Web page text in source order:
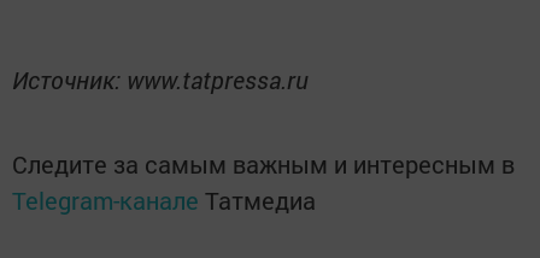
Источник: www.tatpressa.ru
Следите за самым важным и интересным в
Telegram-канале Татмедиа